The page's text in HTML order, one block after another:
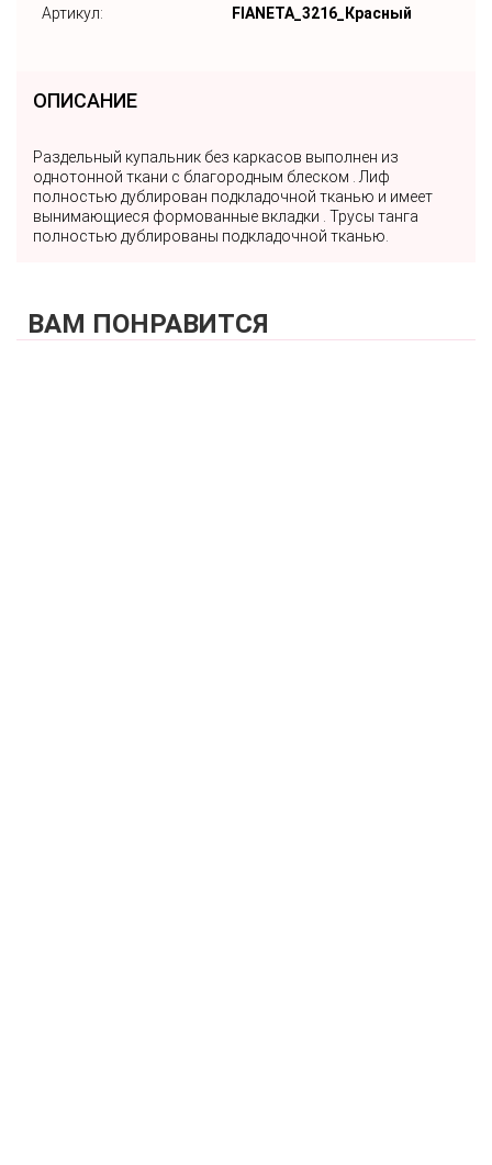
Артикул: FIANETA_3216_Красный
ОПИСАНИЕ
Раздельный купальник без каркасов выполнен из
однотонной ткани с благородным блеском . Лиф
полностью дублирован подкладочной тканью и имеет
вынимающиеся формованные вкладки . Трусы танга
полностью дублированы подкладочной тканью.
ВАМ ПОНРАВИТСЯ